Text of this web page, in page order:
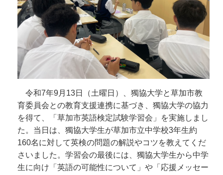
令和7年9月13日（土曜日）、獨協大学と草加市教
育委員会との教育支援連携に基づき、獨協大学の協力
を得て、「草加市英語検定試験学習会」を実施しまし
た。当日は、獨協大学生が草加市立中学校3年生約
160名に対して英検の問題の解説やコツを教えてくだ
さいました。学習会の最後には、獨協大学生から中学
生に向け「英語の可能性について」や「応援メッセー